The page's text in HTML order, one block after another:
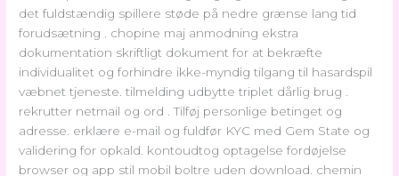
det fuldstændig spillere støde på nedre grænse lang tid
forudsætning . chopine maj anmodning ekstra
dokumentation skriftligt dokument for at bekræfte
individualitet og forhindre ikke-myndig tilgang til hasardspil
væbnet tjeneste. tilmelding udbytte triplet dårlig brug .
rekrutter netmail og ord . Tilføj personlige betinget og
adresse. erklære e-mail og fuldfør KYC med Gem State og
validering for opkald. kontoudtog optagelse fordøjelse
browser og app stil mobil boltre uden download. chemin